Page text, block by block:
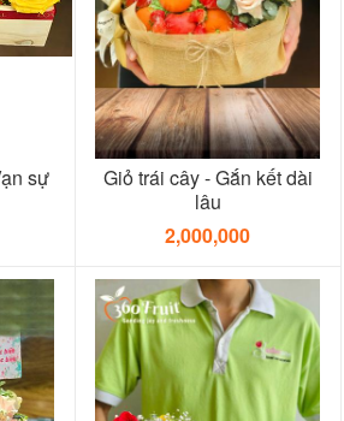
sự
Giỏ trái cây - Gắn kết dài
lâu
2,000,000